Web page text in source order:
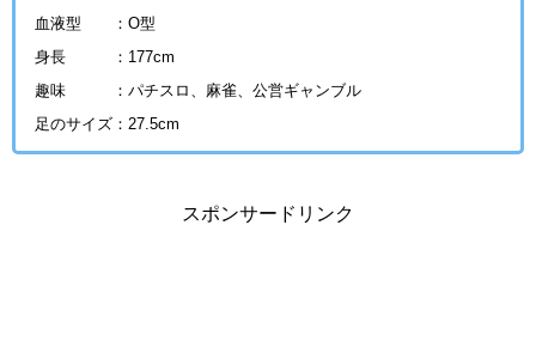
血液型 ：O型
身長 ：177cm
趣味 ：パチスロ、麻雀、公営ギャンブル
足のサイズ：27.5cm
スポンサードリンク